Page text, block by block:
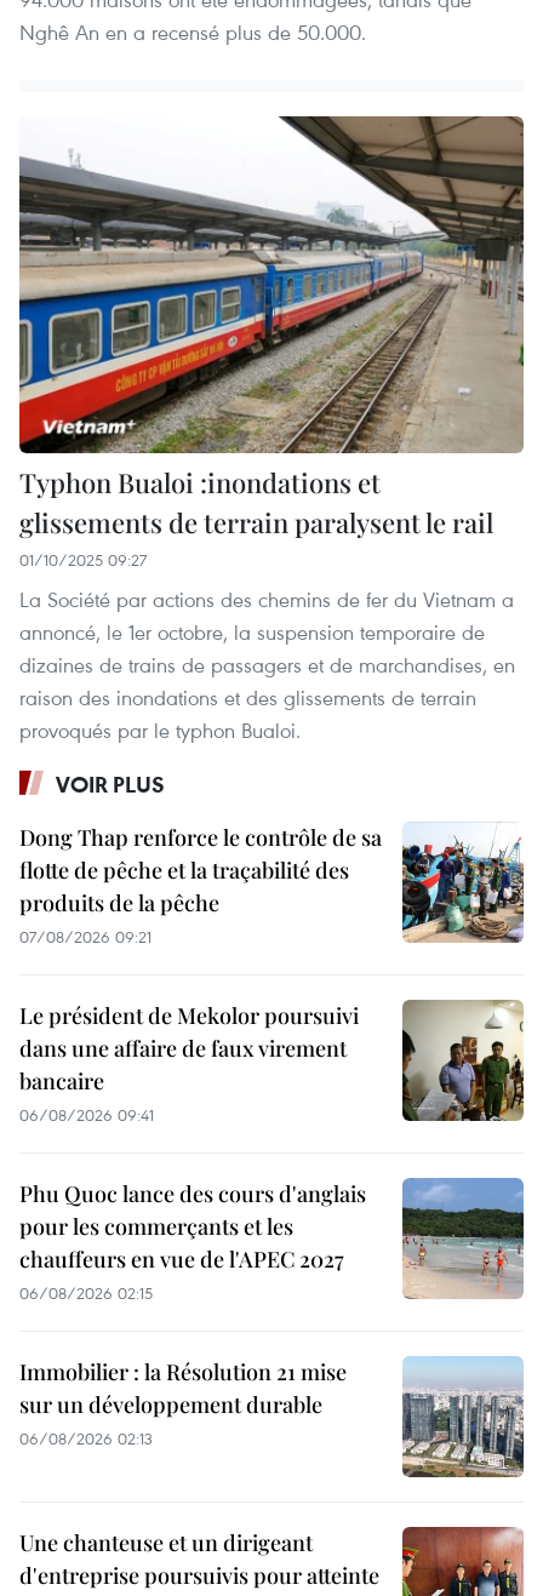
Nghê An en a recensé plus de 50.000.
Typhon Bualoi :inondations et
glissements de terrain paralysent le rail
01/10/2025 09:27
La Société par actions des chemins de fer du Vietnam a
annoncé, le 1er octobre, la suspension temporaire de
dizaines de trains de passagers et de marchandises, en
raison des inondations et des glissements de terrain
provoqués par le typhon Bualoi.
VOIR PLUS
Dong Thap renforce le contrôle de sa
flotte de pêche et la traçabilité des
produits de la pêche
07/08/2026 09:21
Le président de Mekolor poursuivi
dans une affaire de faux virement
bancaire
06/08/2026 09:41
Phu Quoc lance des cours d'anglais
pour les commerçants et les
chauffeurs en vue de l'APEC 2027
06/08/2026 02:15
Immobilier : la Résolution 21 mise
sur un développement durable
06/08/2026 02:13
Une chanteuse et un dirigeant
d'entreprise poursuivis pour atteinte